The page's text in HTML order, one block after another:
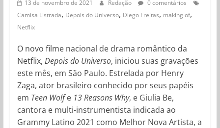
13 de novembro de 2021 Redação
0 comentários
Camisa Listrada, Depois do Universo, Diego Freitas, making of,
Netflix
O novo filme nacional de drama romântico da
Netflix, Depois do Universo, iniciou suas gravações
este mês, em São Paulo. Estrelada por Henry
Zaga, ator brasileiro conhecido por seus papéis
em Teen Wolfe 13 Reasons Why, e Giulia Be,
cantora e multi-instrumentista indicada ao
Grammy Latino 2021 como Melhor Nova Artista, a